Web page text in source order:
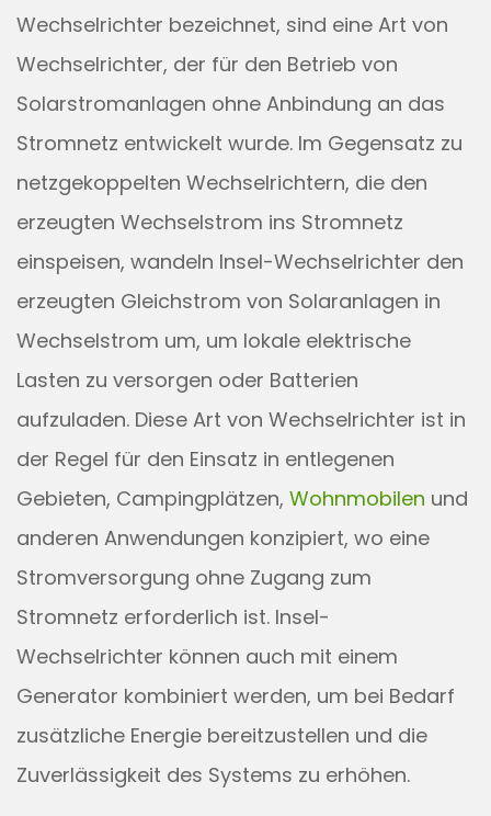
Wechselrichter bezeichnet, sind eine Art von
Wechselrichter, der für den Betrieb von
Solarstromanlagen ohne Anbindung an das
Stromnetz entwickelt wurde. Im Gegensatz zu
netzgekoppelten Wechselrichtern, die den
erzeugten Wechselstrom ins Stromnetz
einspeisen, wandeln Insel-Wechselrichter den
erzeugten Gleichstrom von Solaranlagen in
Wechselstrom um, um lokale elektrische
Lasten zu versorgen oder Batterien
aufzuladen. Diese Art von Wechselrichter ist in
der Regel für den Einsatz in entlegenen
Gebieten, Campingplätzen, Wohnmobilen und
anderen Anwendungen konzipiert, wo eine
Stromversorgung ohne Zugang zum
Stromnetz erforderlich ist. Insel-
Wechselrichter können auch mit einem
Generator kombiniert werden, um bei Bedarf
zusätzliche Energie bereitzustellen und die
Zuverlässigkeit des Systems zu erhöhen.